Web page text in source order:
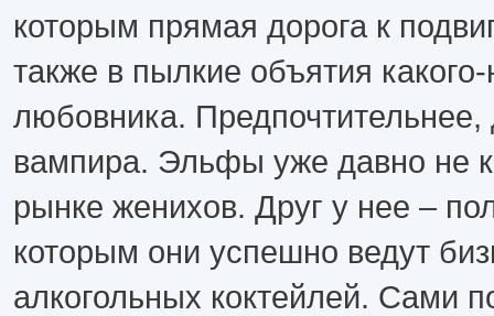
которым прямая дорога к
также в пылкие объятия
любовника.
вампира. Эльфы уже давно не
рынке женихов. Друг у нее –
которым они успешно ведут
алкогольных коктейлей. Сами